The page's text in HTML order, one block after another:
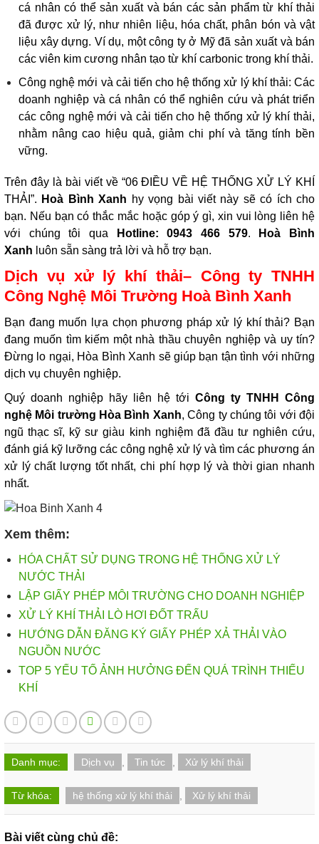
cá nhân có thể sản xuất và bán các sản phẩm từ khí thải
đã được xử lý, như nhiên liệu, hóa chất, phân bón và vật
liệu xây dựng. Ví dụ, một công ty ở Mỹ đã sản xuất và bán
các viên kim cương nhân tạo từ khí carbonic trong khí thải.
Công nghệ mới và cải tiến cho hệ thống xử lý khí thải: Các
doanh nghiệp và cá nhân có thể nghiên cứu và phát triển
các công nghệ mới và cải tiến cho hệ thống xử lý khí thải,
nhằm nâng cao hiệu quả, giảm chi phí và tăng tính bền
vững.
Trên đây là bài viết về “06 ĐIỀU VỀ HỆ THỐNG XỬ LÝ KHÍ
THẢI”. Hoà Bình Xanh hy vọng bài viết này sẽ có ích cho
bạn. Nếu bạn có thắc mắc hoặc góp ý gì, xin vui lòng liên hệ
với chúng tôi qua
Hotline: 0943 466 579.
Hoà Bình
Xanh luôn sẵn sàng trả lời và hỗ trợ bạn.
Dịch vụ xử lý khí thải– Công ty TNHH
Công Nghệ Môi Trường Hoà Bình Xanh
Bạn đang muốn lựa chọn phương pháp xử lý khí thải? Bạn
đang muốn tìm kiếm một nhà thầu chuyên nghiệp và uy tín?
Đừng lo ngại, Hòa Bình Xanh sẽ giúp bạn tận tình với những
dịch vụ chuyên nghiệp.
Quý doanh nghiệp hãy liên hệ tới Công ty TNHH Công
nghệ Môi trường Hòa Bình Xanh, Công ty chúng tôi với đội
ngũ thạc sĩ, kỹ sư giàu kinh nghiệm đã đầu tư nghiên cứu,
đánh giá kỹ lưỡng các công nghệ xử lý và tìm các phương án
xử lý chất lượng tốt nhất, chi phí hợp lý và thời gian nhanh
nhất.
Xem thêm:
HÓA CHẤT SỬ DỤNG TRONG HỆ THỐNG XỬ LÝ
NƯỚC THẢI
LẬP GIẤY PHÉP MÔI TRƯỜNG CHO DOANH NGHIỆP
XỬ LÝ KHÍ THẢI LÒ HƠI ĐỐT TRẤU
HƯỚNG DẪN ĐĂNG KÝ GIẤY PHÉP XẢ THẢI VÀO
NGUỒN NƯỚC
TOP 5 YẾU TỐ ẢNH HƯỞNG ĐẾN QUÁ TRÌNH THIẾU
KHÍ
Danh mục: Dịch vụ Tin tức Xử lý khí thải
Từ khóa: hệ thống xử lý khí thải Xử lý khí thải
Bài viết cùng chủ đề: